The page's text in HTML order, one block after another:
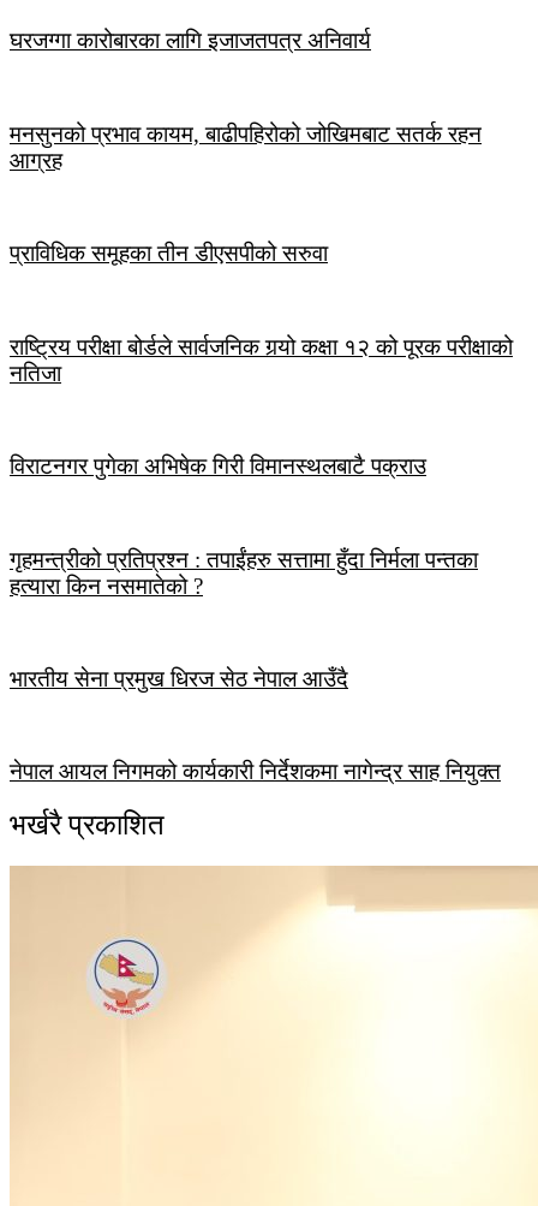
घरजग्गा कारोबारका लागि इजाजतपत्र अनिवार्य
मनसुनको प्रभाव कायम, बाढीपहिरोको जोखिमबाट सतर्क रहन
आग्रह
प्राविधिक समूहका तीन डीएसपीको सरुवा
राष्ट्रिय परीक्षा बोर्डले सार्वजनिक गर्‍यो कक्षा १२ को पूरक परीक्षाको
नतिजा
विराटनगर पुगेका अभिषेक गिरी विमानस्थलबाटै पक्राउ
गृहमन्त्रीको प्रतिप्रश्न : तपाईंहरु सत्तामा हुँदा निर्मला पन्तका
हत्यारा किन नसमातेको ?
भारतीय सेना प्रमुख धिरज सेठ नेपाल आउँदै
नेपाल आयल निगमको कार्यकारी निर्देशकमा नागेन्द्र साह नियुक्त
भर्खरै प्रकाशित